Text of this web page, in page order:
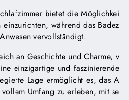
bietet die Möglichkei
während das Badez
vervollständigt.
an Geschichte und Charme, v
einzigartige und faszinierende
Lage ermöglicht es, das A
Umfang zu erleben, mit se